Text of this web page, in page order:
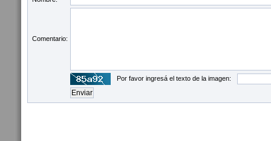
Comentario:
Por favor ingresá el texto de la imagen: